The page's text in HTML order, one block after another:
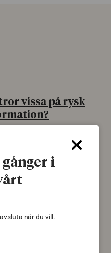
vissa på rysk
är mer benägna att tro på
är ofta mer mottagliga
Det visar en studie
med deltagare i fyra
i
när du vill.